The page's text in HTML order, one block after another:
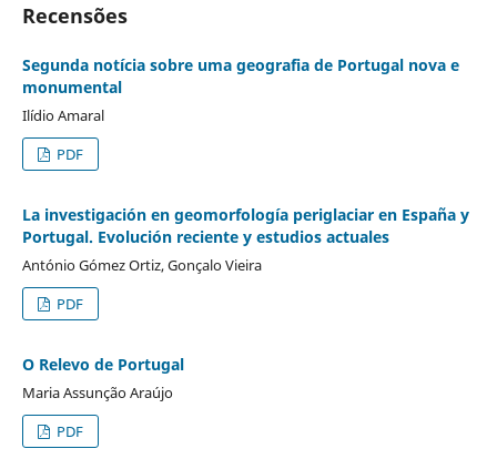
Recensões
Segunda notícia sobre uma geografia de Portugal nova e
monumental
Ilídio Amaral
PDF
La investigación en geomorfología periglaciar en España y
Portugal. Evolución reciente y estudios actuales
António Gómez Ortiz, Gonçalo Vieira
PDF
O Relevo de Portugal
Maria Assunção Araújo
PDF